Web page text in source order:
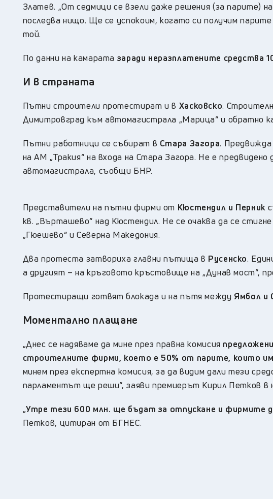
Златев. „От седмици се взели даже решения (за парите)
последва нищо. Ще се успокоим, когато си получим
той.
По данни на камаратазаради неразплатените средства
И в страната
Пътни строители протестират и в Хасковско.
Димитровград към автомагистрала „Марица“ и обратно
Пътни работници се събират в Стара Загора. Предвижда
на АМ „Тракия“ на входа на Стара Загора. Не е
автомагистрала, съобщи БНР.
Представители на пътни фирми от Кюстендил и Перник
кв. „Върташево“ над Кюстендил. Не се очаква да се
„Гюешево“ и Северна Македония.
Два протеста затвориха главни пътища в Русенско.
а другият – на кръговото кръстовище на „Дунав мост“,
Протестиращи готвят блокада и на пътя междуЯмбол и
Моментално плащане
„Днес се надяваме да мине през правна комисия
строителните фирми, което е 50% от парите, които
минем през експертна комисия, за да видим дали тези
парламентът ще реши“, заяви премиерът Кирил Петков в
„Утре тези 600 млн. ще бъдат за отпускане и фирмите
Петков, цитиран от БГНЕС.